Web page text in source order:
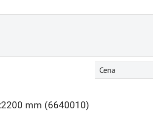
Cena
mm (6640010)